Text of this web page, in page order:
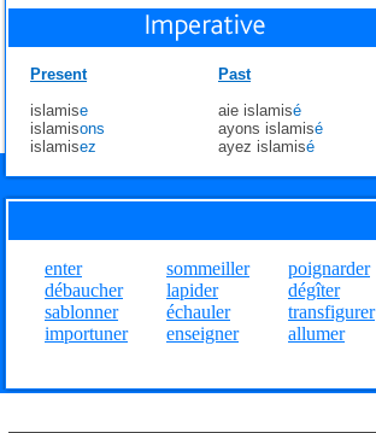
Present
islamise
islamisons
islamisez
Past
aie islamisé
ayons islamisé
ayez islamisé
enter
débaucher
sablonner
importuner
sommeiller
lapider
échauler
enseigner
poignarder
dégîter
transfigurer
allumer